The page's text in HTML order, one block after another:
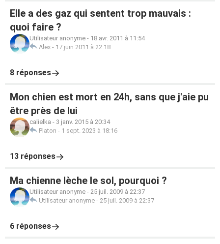
Elle a des gaz qui sentent trop mauvais :
quoi faire ?
Utilisateur anonyme - 18 avr. 2011 à 11:54
Alex - 17 juin 2011 à 22:18
8 réponses
Mon chien est mort en 24h, sans que j'aie pu
être près de lui
calielka - 3 janv. 2015 à 20:34
Platon - 1 sept. 2023 à 18:16
13 réponses
Ma chienne lèche le sol, pourquoi ?
Utilisateur anonyme - 25 juil. 2009 à 22:37
Utilisateur anonyme - 25 juil. 2009 à 22:37
6 réponses